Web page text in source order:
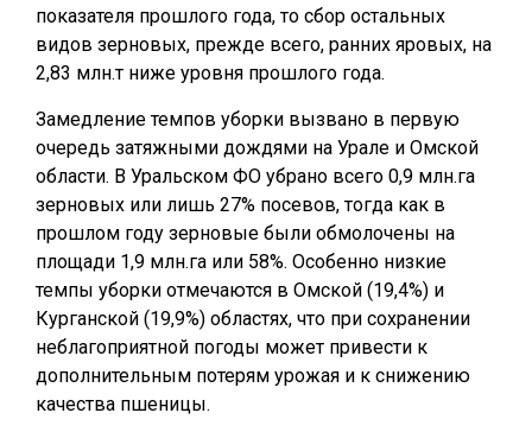
показателя прошлого года, то сбор остальных
видов зерновых, прежде всего, ранних яровых, на
2,83 млн.т ниже уровня прошлого года.
Замедление темпов уборки вызвано в первую
очередь затяжными дождями на Урале и Омской
области. В Уральском ФО убрано всего 0,9 млн.га
зерновых или лишь 27% посевов, тогда как в
прошлом году зерновые были обмолочены на
площади 1,9 млн.га или 58%. Особенно низкие
темпы уборки отмечаются в Омской (19,4%) и
Курганской (19,9%) областях, что при сохранении
неблагоприятной погоды может привести к
дополнительным потерям урожая и к снижению
качества пшеницы.